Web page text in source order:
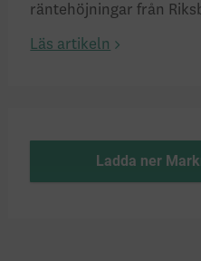
räntehöjningar från
Läs artikeln
Ladda ner